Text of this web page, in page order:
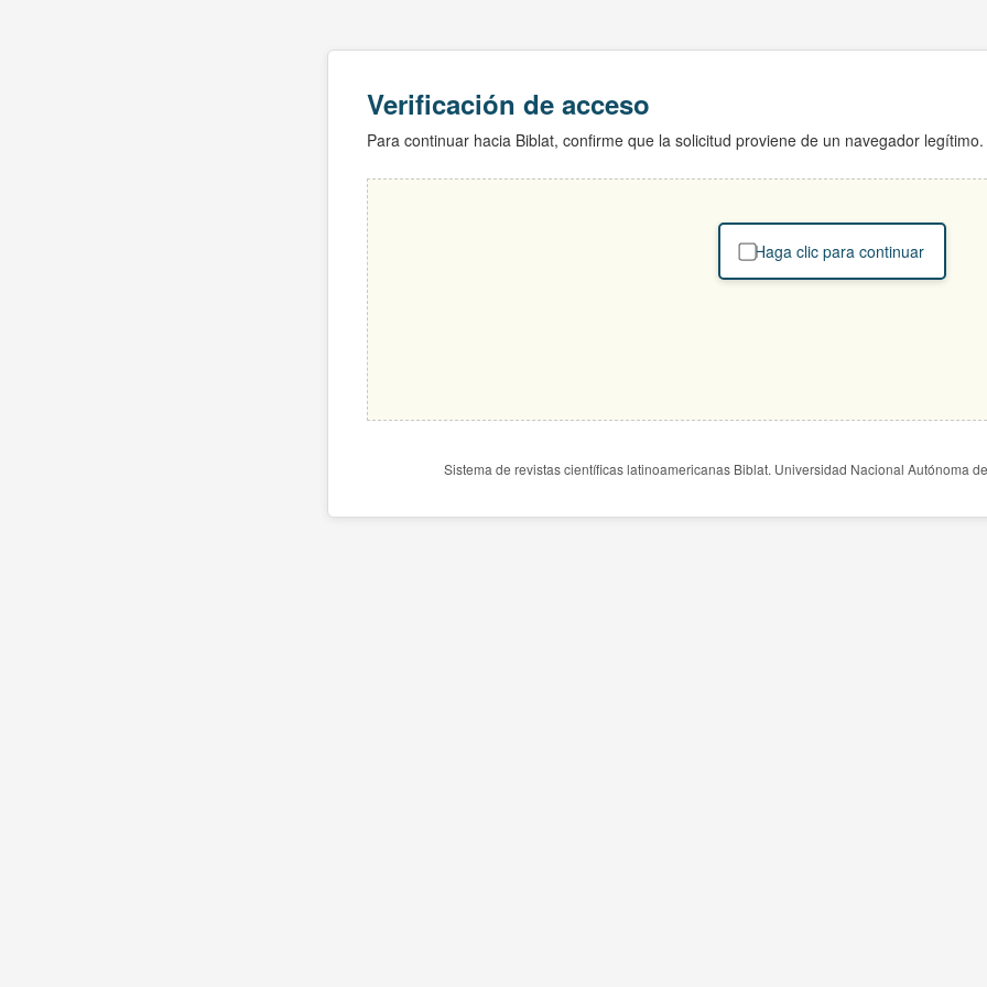
Verificación de acceso
Para continuar hacia Biblat, confirme que la solicitud proviene de un navegador legítimo.
Haga clic para continuar
Sistema de revistas científicas latinoamericanas Biblat. Universidad Nacional Autónoma